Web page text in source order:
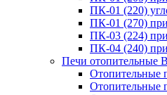
ПК-01 (220)
ПК-01 (270)
ПК-03 (224)
ПК-04 (240)
Печи отопительные
Отопительные
Отопительные